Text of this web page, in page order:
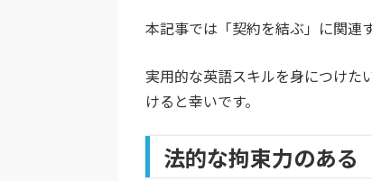
本記事では「契約を結ぶ」に関連
実用的な英語スキルを身につけた
けると幸いです。
法的な拘束力のある